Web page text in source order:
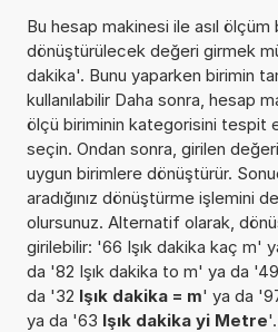
Bu hesap makinesi ile asıl
dönüştürülecek değeri girmek
dakika'. Bunu yaparken birimin
kullanılabilir Daha sonra, hesap
ölçü biriminin kategorisini tespit
seçin. Ondan sonra, girilen
uygun birimlere dönüştürür.
aradığınız dönüştürme işlemini
olursunuz. Alternatif olarak,
girilebilir: '66 Işık dakika kaç m'
da '82 Işık dakika to m' ya da '49
da '32 Işık dakika = m' ya da
ya da '63 Işık dakika yi Metre